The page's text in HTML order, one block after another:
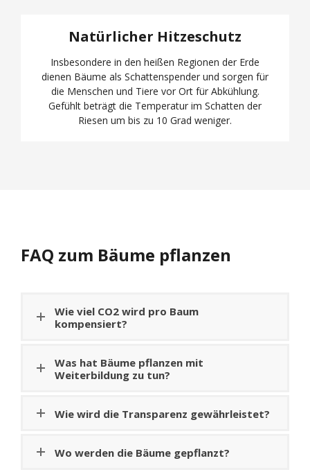
Natürlicher Hitzeschutz
Insbesondere in den heißen Regionen der Erde
dienen Bäume als Schattenspender und sorgen für
die Menschen und Tiere vor Ort für Abkühlung.
Gefühlt beträgt die Temperatur im Schatten der
Riesen um bis zu 10 Grad weniger.
FAQ zum Bäume pflanzen
Wie viel CO2 wird pro Baum
kompensiert?
Was hat Bäume pflanzen mit
Weiterbildung zu tun?
Wie wird die Transparenz gewährleistet?
Wo werden die Bäume gepflanzt?